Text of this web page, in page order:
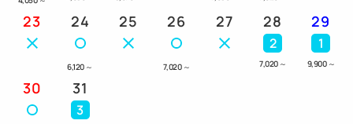
23 24
6,120 ～
25 26
7,020 ～
27 28
2
7,020 ～
29
1
9,900 ～
30 31
3